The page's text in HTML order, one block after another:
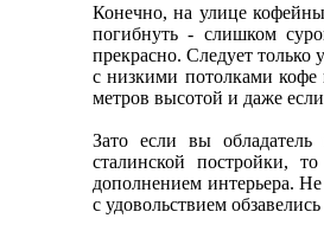
Конечно, на улице
погибнуть - слишком
прекрасно. Следует только
с низкими потолками кофе
метров высотой и даже
Зато если вы
сталинской постройки,
дополнением интерьера.
с удовольствием